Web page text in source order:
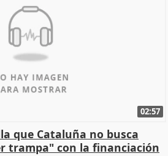
02:57
que Cataluña no busca
trampa" con la financiación